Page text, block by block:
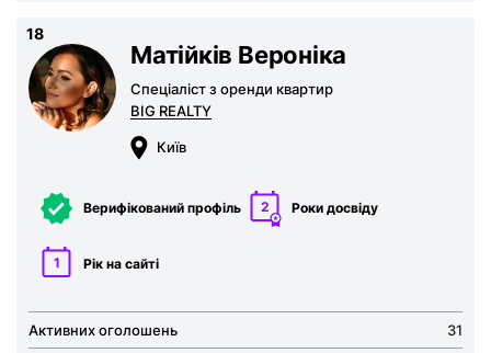
18
Матійків Вероніка
Спеціаліст з оренди квартир
BIG REALTY
Київ
Верифікований профіль 2 Роки досвіду
1 Рік на сайті
Активних оголошень 31